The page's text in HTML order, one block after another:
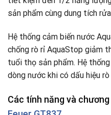
sản phẩm cùng dung tích
Hệ thống cảm biến nước
chống rò rỉ AquaStop giảm
tuổi thọ sản phẩm. Hệ
dòng nước khi có dấu hiệu rò
Các tính năng và